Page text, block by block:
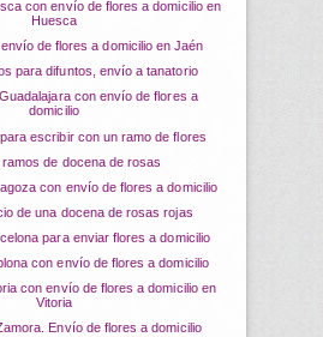
Huesca
envío de flores a domicilio en Jaén
para difuntos, envío a tanatorio
domicilio
para escribir con un ramo de flores
ramos de docena de rosas
con envío de flores a domicilio
de una docena de rosas rojas
para enviar flores a domicilio
con envío de flores a domicilio
Vitoria
Envío de flores a domicilio